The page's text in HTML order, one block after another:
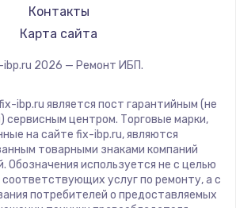
1100 руб.
Заказать
платы сенсора
Заказать
режимов конфорки
900 руб.
Контакты
Карта сайта
2026 — Ремонт ИБП.
ibp.ru является пост гарантийным (не
сервисным центром. Торговые марки,
на сайте fix-ibp.ru, являются
товарными знаками компаний
Обозначения используется не с целью
услуг по ремонту, а с
потребителей о предоставляемых